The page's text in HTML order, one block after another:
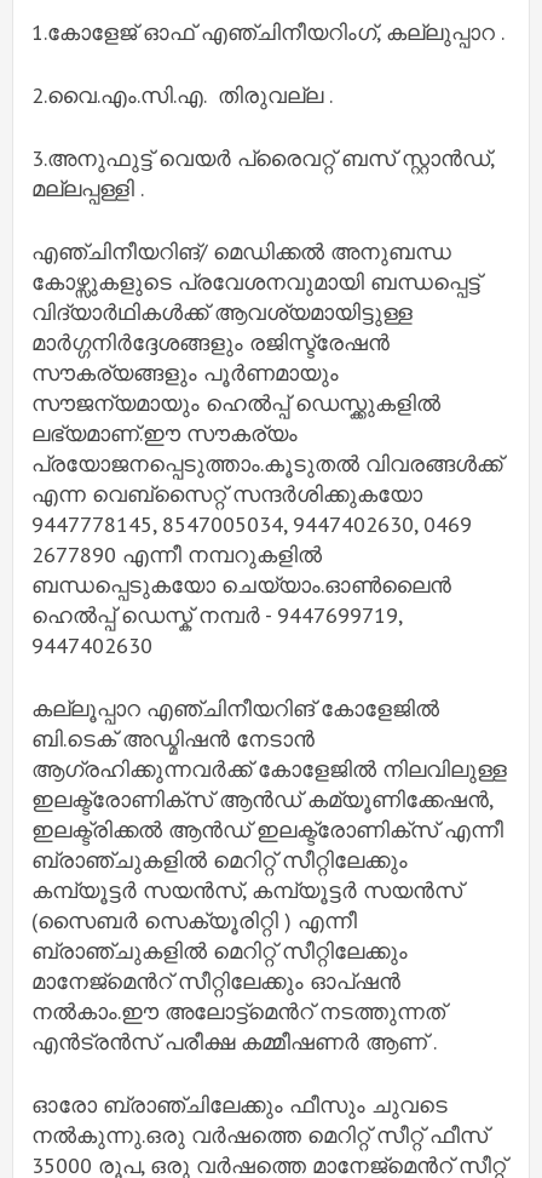
1.കോളേജ് ഓഫ് എഞ്ചിനീയറിംഗ്, കല്ലുപ്പാറ .
2.വൈ.എം.സി.എ. തിരുവല്ല .
3.അനുഫുട്ട് വെയർ പ്രൈവറ്റ് ബസ് സ്റ്റാൻഡ്,
മല്ലപ്പള്ളി .
എഞ്ചിനീയറിങ്/ മെഡിക്കൽ അനുബന്ധ
കോഴ്സുകളുടെ പ്രവേശനവുമായി ബന്ധപ്പെട്ട്
വിദ്യാർഥികൾക്ക് ആവശ്യമായിട്ടുള്ള
മാർഗ്ഗനിർദ്ദേശങ്ങളും രജിസ്ട്രേഷൻ
സൗകര്യങ്ങളും പൂർണമായും
സൗജന്യമായും ഹെൽപ്പ് ഡെസ്ക്കുകളിൽ
ലഭ്യമാണ്.ഈ സൗകര്യം
പ്രയോജനപ്പെടുത്താം.കൂടുതൽ വിവരങ്ങൾക്ക്
എന്ന വെബ്സൈറ്റ് സന്ദർശിക്കുകയോ
9447778145, 8547005034, 9447402630, 0469
2677890 എന്നീ നമ്പറുകളിൽ
ബന്ധപ്പെടുകയോ ചെയ്യാം.ഓൺലൈൻ
ഹെൽപ്പ് ഡെസ്ക് നമ്പർ - 9447699719,
9447402630
കല്ലൂപ്പാറ എഞ്ചിനീയറിങ് കോളേജിൽ
ബി.ടെക് അഡ്മിഷൻ നേടാൻ
ആഗ്രഹിക്കുന്നവർക്ക് കോളേജിൽ നിലവിലുള്ള
ഇലക്ട്രോണിക്സ് ആൻഡ് കമ്യൂണിക്കേഷൻ,
ഇലക്ട്രിക്കൽ ആൻഡ് ഇലക്ട്രോണിക്സ് എന്നീ
ബ്രാഞ്ചുകളിൽ മെറിറ്റ് സീറ്റിലേക്കും
കമ്പ്യൂട്ടർ സയൻസ്, കമ്പ്യൂട്ടർ സയൻസ്
(സൈബർ സെക്യൂരിറ്റി ) എന്നീ
ബ്രാഞ്ചുകളിൽ മെറിറ്റ് സീറ്റിലേക്കും
മാനേജ്മെൻറ് സീറ്റിലേക്കും ഓപ്ഷൻ
നൽകാം.ഈ അലോട്ട്മെൻറ് നടത്തുന്നത്
എൻട്രൻസ് പരീക്ഷ കമ്മീഷണർ ആണ് .
ഓരോ ബ്രാഞ്ചിലേക്കും ഫീസും ചുവടെ
നൽകുന്നു.ഒരു വർഷത്തെ മെറിറ്റ് സീറ്റ് ഫീസ്
35000 രൂപ, ഒരു വർഷത്തെ മാനേജ്മെൻറ് സീറ്റ്